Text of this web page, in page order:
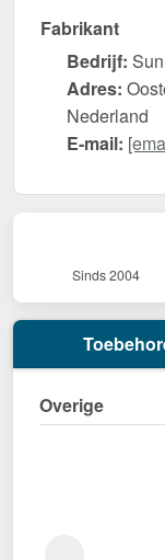
Fabrikant
Bedrijf:
Adres:
Nederland
E-mail:
Sinds 2004
Overige